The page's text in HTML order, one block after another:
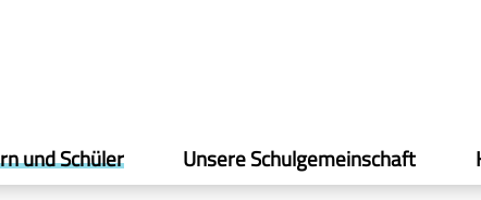
und Schüler Unsere Schulgemeinschaft